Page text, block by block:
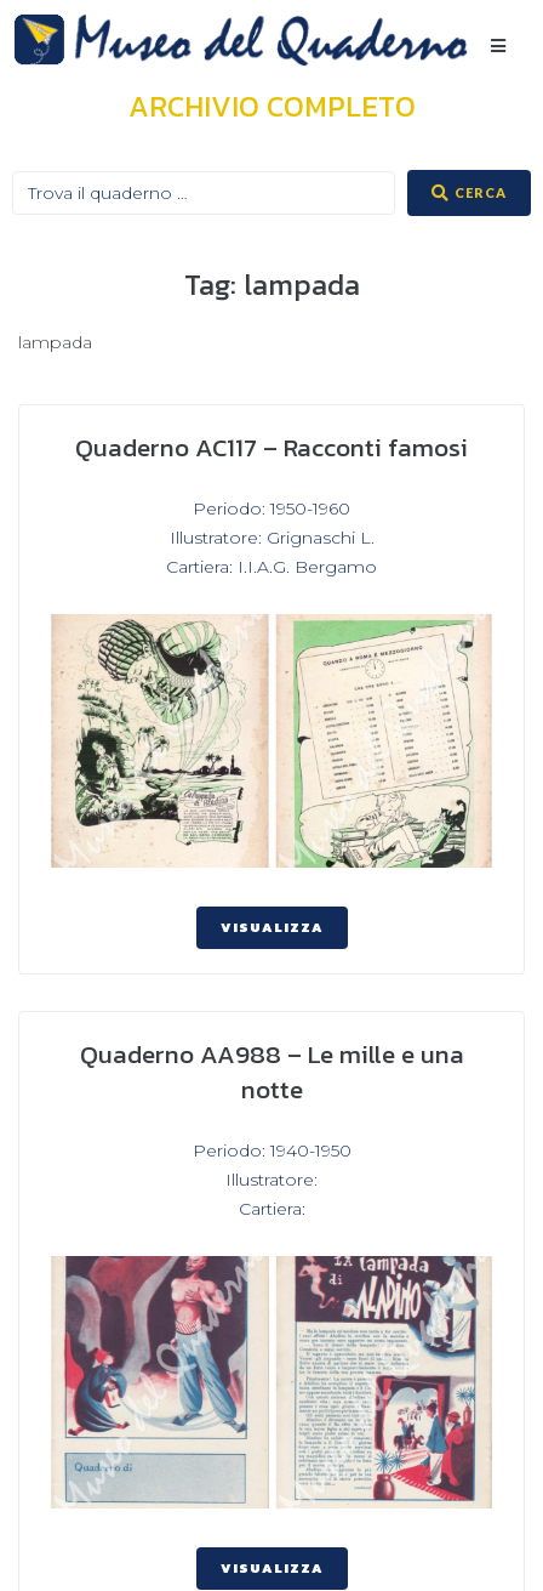
ARCHIVIO COMPLETO
CERCA
Tag: lampada
lampada
Quaderno AC117 – Racconti famosi
Periodo: 1950-1960
Illustratore: Grignaschi L.
Cartiera: I.I.A.G. Bergamo
VISUALIZZA
Quaderno AA988 – Le mille e una
notte
Periodo: 1940-1950
Illustratore:
Cartiera:
VISUALIZZA